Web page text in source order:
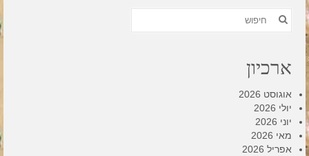
חפש
ארכיון
אוגוסט 2026
יולי 2026
יוני 2026
מאי 2026
אפריל 2026